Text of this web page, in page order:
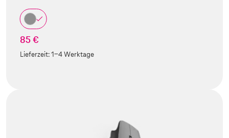
85 €
Lieferzeit:1-4 Werktage